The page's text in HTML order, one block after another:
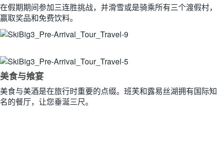
在假期期间参加三连胜挑战，并滑雪或是骑乘所有三个渡假村，
赢取奖品和免费饮料。
美食与飨宴
美食与美酒是在旅行时重要的点缀。班芙和露易丝湖拥有国际知
名的餐厅，让您垂涎三尺。